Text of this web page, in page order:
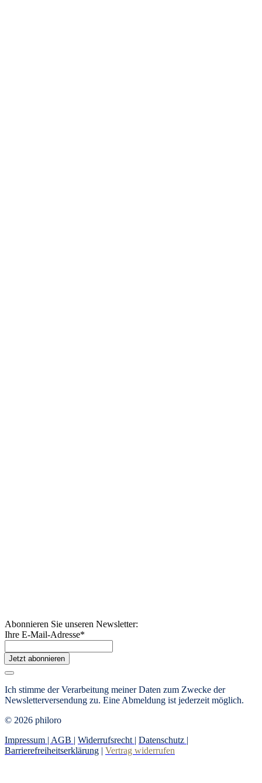
Abonnieren Sie unseren Newsletter:
Ihre E-Mail-Adresse*
Jetzt abonnieren
Ich stimme der Verarbeitung meiner Daten zum Zwecke der
Newsletterversendung zu. Eine Abmeldung ist jederzeit möglich.
© 2026 philoro
Impressum | AGB | Widerrufsrecht | Datenschutz |
Barrierefreiheitserklärung | Vertrag widerrufen